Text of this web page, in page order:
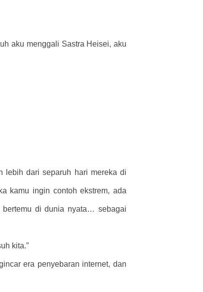
aku menggali Sastra Heisei, aku
lebih dari separuh hari mereka di
kamu ingin contoh ekstrem, ada
bertemu di dunia nyata… sebagai
kita.”
era penyebaran internet, dan